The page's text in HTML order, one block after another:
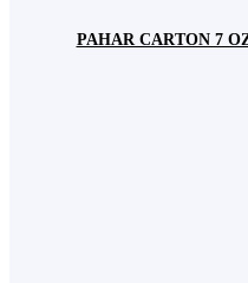
PAHAR CARTON 7